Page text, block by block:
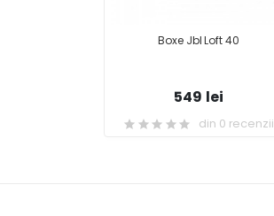
Boxe Jbl Loft 40
549 lei
din 0 recenzii